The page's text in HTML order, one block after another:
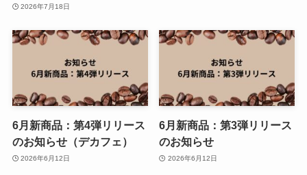
2026年7月18日
6月新商品：第4弾リリース
のお知らせ（デカフェ）
2026年6月12日
6月新商品：第3弾リリース
のお知らせ
2026年6月12日